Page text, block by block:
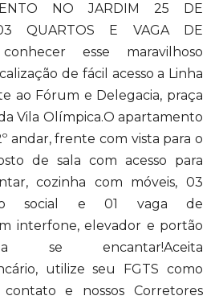
NO JARDIM 25 DE
QUARTOS E VAGA DE
conhecer esse maravilhoso
de fácil acesso a Linha
ao Fórum e Delegacia, praça
Vila Olímpica.O apartamento
andar, frente com vista para o
de sala com acesso para
cozinha com móveis, 03
social e 01 vaga de
interfone, elevador e portão
se encantar!Aceita
utilize seu FGTS como
e nossos Corretores